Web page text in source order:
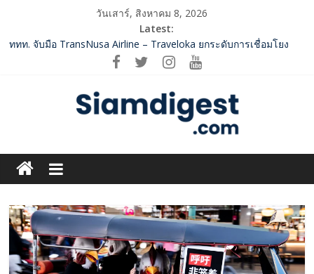
content
วันเสาร์, สิงหาคม 8, 2026
Latest:
SME D Bank ผนึกกำลัง สถาบันอาหาร เปิดตัว “FOODNext SME D
Navigator” ชูยุทธศาสตร์ “แหล่งทุนคู่องค์ความรู้” ติดปีก SME อาหาร
ไทยแข่งขันได้ในเวทีโลก
ไทย–อินโดนีเซีย ดันไทยสู่จุดหมายปลายทางคุณภาพ เชื่อม Asean
Tourism และ Muslim-Friendly Destination
กกท.เปิดเกมรุก! ดันเอเชียนเกมส์ให้เป็นมากกว่าการแข่งขัน ผ่าน
ปฏิรูปภาษีบุหรี่ต้องถึงจุดเปลี่ยน สมาคมการค้ายาสูบไทย หนุน
โครงสร้างอัตราเดียว ลดบิดเบือนตลาด เพิ่มประสิทธิภาพจัดเก็บรายได้
รังสรรค์ “ผ้าลายน้ำไหล” สู่ชิ้นงานศิลปะสะสมสุดลิมิเต็ด ถ่ายทอด
ภูมิปัญญาท้องถิ่นสู่สุนทรียภาพระดับสากล
Siam
Digest.com
ฺีBusiness
Variety